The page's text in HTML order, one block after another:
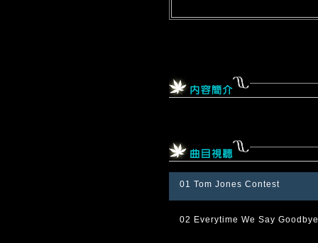
01 Tom Jones Contest
02 Everytime We Say Goodbye